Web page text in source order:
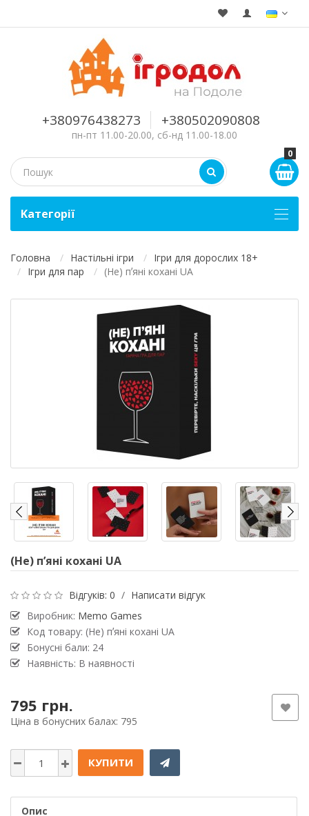
+380976438273 +380502090808
пн-пт 11.00-20.00, сб-нд 11.00-18.00
0
Kатегорії
Головна Настільні ігри
Ігри для дорослих 18+
Ігри для пар
(Не) пʼяні кохані UA
(Не) пʼяні кохані UA
Відгуків: 0 / Написати відгук
Виробник: Memo Games
Код товару: (Не) пʼяні кохані UA
Бонусні бали: 24
Наявність: В наявності
795 грн.
Ціна в бонусних балах: 795
КУПИТИ
Опис